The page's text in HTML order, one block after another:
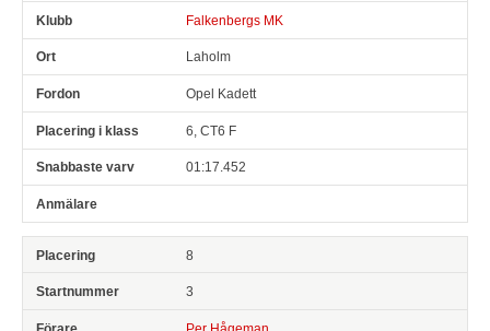
Falkenbergs MK
Laholm
Opel Kadett
6, CT6 F
01:17.452
8
3
Per Hågeman